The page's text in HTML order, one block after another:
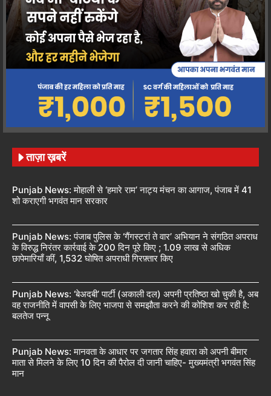
ताज़ा ख़बरें
Punjab News: मोहाली से ‘हमारे राम’ नाट्य मंचन का आगाज, पंजाब में 41
शो कराएगी भगवंत मान सरकार
Punjab News: पंजाब पुलिस के ‘गैंगस्टरां ते वार’ अभियान ने संगठित अपराध
के विरुद्ध निरंतर कार्रवाई के 200 दिन पूरे किए ; 1.09 लाख से अधिक
छापेमारियाँ कीं, 1,532 घोषित अपराधी गिरफ़्तार किए
Punjab News: ‘बेअदबी’ पार्टी (अकाली दल) अपनी प्रतिष्ठा खो चुकी है, अब
वह राजनीति में वापसी के लिए भाजपा से समझौता करने की कोशिश कर रही है:
बलतेज पन्नू
Punjab News: मानवता के आधार पर जगतार सिंह हवारा को अपनी बीमार
माता से मिलने के लिए 10 दिन की पैरोल दी जानी चाहिए- मुख्यमंत्री भगवंत सिंह
मान